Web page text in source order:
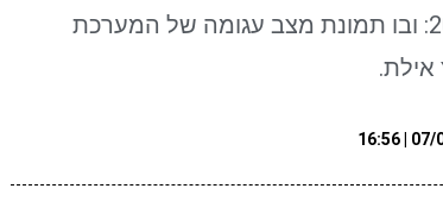
של מפרץ אילת לשנת 2023: ובו תמונת מצב עגומה של המערכת
אילת.
07/